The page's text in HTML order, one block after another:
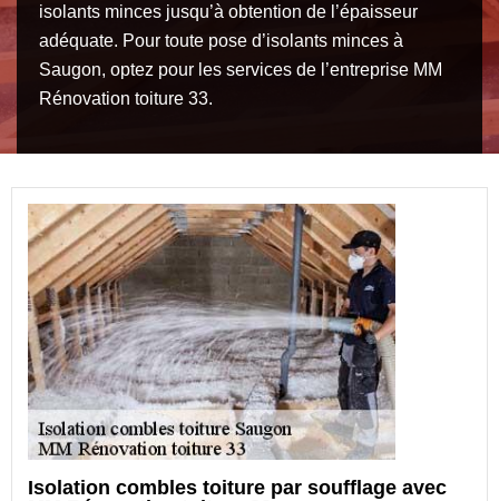
isolants minces jusqu’à obtention de l’épaisseur
adéquate. Pour toute pose d’isolants minces à
Saugon, optez pour les services de l’entreprise MM
Rénovation toiture 33.
Isolation combles toiture par soufflage avec